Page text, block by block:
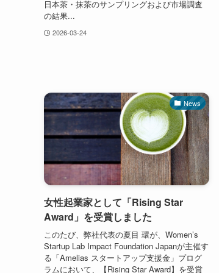
日本茶・抹茶のサンプリングおよび市場調査
の結果...
2026-03-24
News
女性起業家として「Rising Star
Award」を受賞しました
このたび、弊社代表の夏目 環が、Women’s
Startup Lab Impact Foundation Japanが主催す
る「Amelias スタートアップ支援金」プログ
ラムにおいて、【Rising Star Award】を受賞